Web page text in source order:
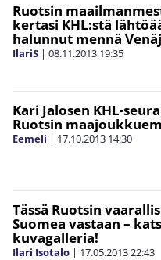
Ruotsin
kertasi KHL:stä
halunnut mennä
IlariS | 08.11.2013 19:35
Kari Jalosen KHL-
Ruotsin
Eemeli | 17.10.2013 14:30
Tässä Ruotsin
Suomea vastaan –
kuvagalleria!
Ilari Isotalo | 17.05.201322:43